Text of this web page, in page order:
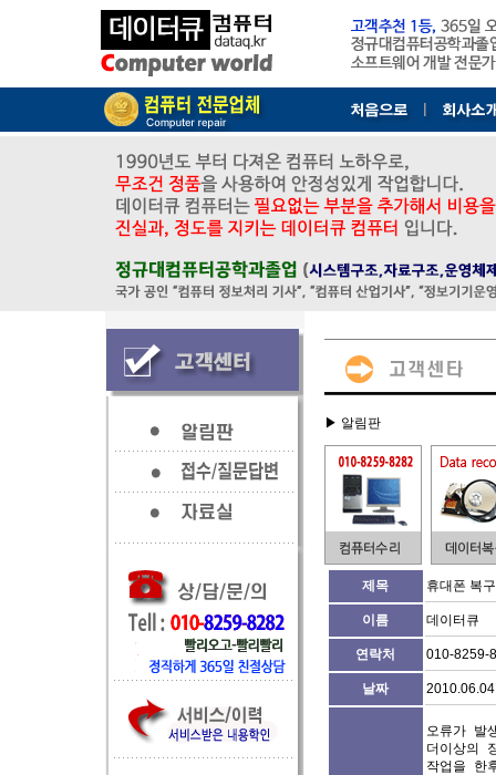
▶ 알림판
제목 휴대폰 복
이름 데이터큐
연락처 010-8259-
날짜
오류가 발
더이상의
작업을 한